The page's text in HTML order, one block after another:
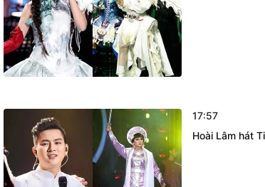
17:57
Hoài Lâm hát